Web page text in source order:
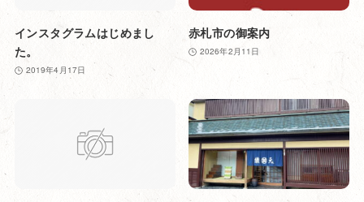
インスタグラムはじめまし
た。
2019年4月17日
赤札市の御案内
2026年2月11日